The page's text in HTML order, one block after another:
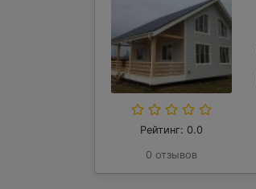
Рейтинг: 0.0
0 отзывов